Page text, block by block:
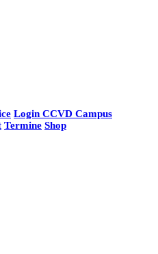
Login CCVD Campus
Termine Shop